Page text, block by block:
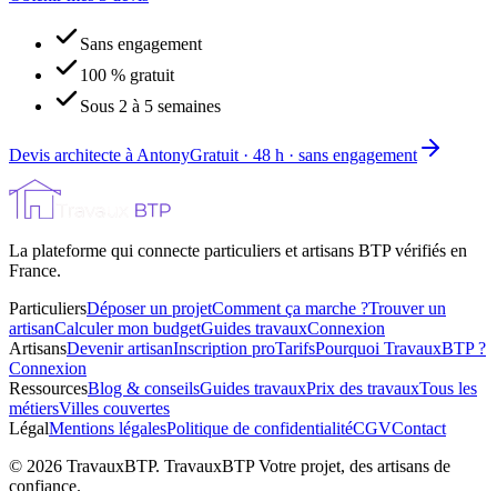
Sans engagement
100 % gratuit
Sous 2 à 5 semaines
Devis architecte à AntonyGratuit · 48 h · sans engagement
La plateforme qui connecte particuliers et artisans BTP vérifiés en
France.
ParticuliersDéposer un projetComment ça marche ?Trouver un
artisanCalculer mon budgetGuides travauxConnexion
ArtisansDevenir artisanInscription proTarifsPourquoi TravauxBTP ?
Connexion
RessourcesBlog & conseilsGuides travauxPrix des travauxTous les
métiersVilles couvertes
LégalMentions légalesPolitique de confidentialitéCGVContact
© 2026 TravauxBTP. TravauxBTP Votre projet, des artisans de
confiance.